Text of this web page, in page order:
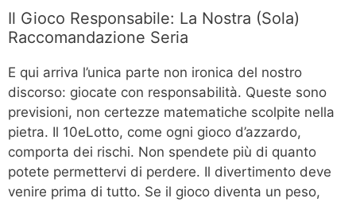
Il Gioco Responsabile: La Nostra (Sola)
Raccomandazione Seria
E qui arriva l’unica parte non ironica del nostro
discorso: giocate con responsabilità. Queste sono
previsioni, non certezze matematiche scolpite nella
pietra. Il 10eLotto, come ogni gioco d’azzardo,
comporta dei rischi. Non spendete più di quanto
potete permettervi di perdere. Il divertimento deve
venire prima di tutto. Se il gioco diventa un peso,